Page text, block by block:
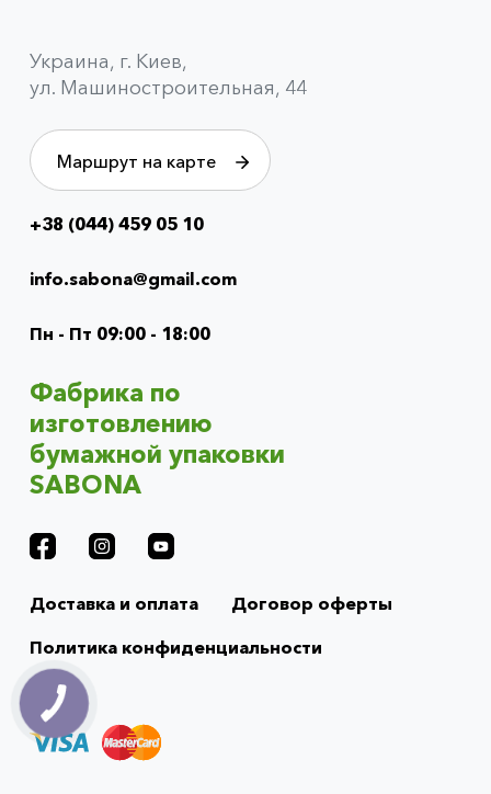
Украина, г. Киев,
ул. Машиностроительная, 44
Маршрут на карте
+38 (044) 459 05 10
info.sabona@gmail.com
Пн - Пт 09:00 - 18:00
Фабрика по
изготовлению
бумажной упаковки
SABONA
menu
Доставка и оплата
Договор оферты
Политика конфиденциальности